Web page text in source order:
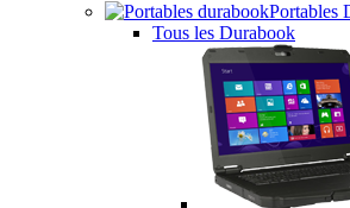
Portables
Tous les Durabook